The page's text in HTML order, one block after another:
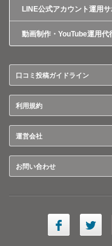
LINE公式アカウント運用サ
動画制作・YouTube運用代
口コミ投稿ガイドライン
利用規約
運営会社
お問い合わせ